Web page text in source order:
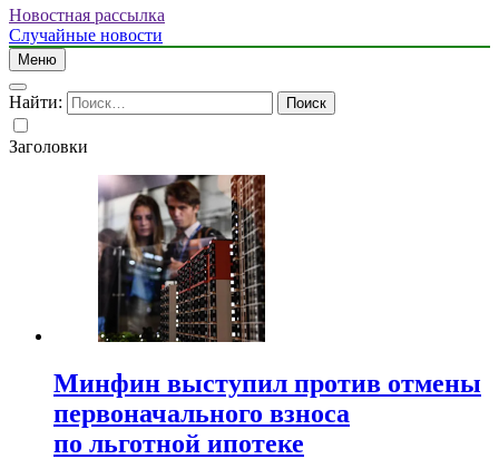
Новостная рассылка
Случайные новости
Меню
Найти:
Заголовки
Минфин выступил против отмены
первоначального взноса
по льготной ипотеке